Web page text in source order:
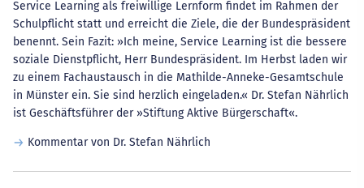
Service Learning als freiwillige Lernform findet im Rahmen der
Schulpflicht statt und erreicht die Ziele, die der Bundespräsident
benennt. Sein Fazit: »Ich meine, Service Learning ist die bessere
soziale Dienstpflicht, Herr Bundespräsident. Im Herbst laden wir
zu einem Fachaustausch in die Mathilde-Anneke-Gesamtschule
in Münster ein. Sie sind herzlich eingeladen.« Dr. Stefan Nährlich
ist Geschäftsführer der »Stiftung Aktive Bürgerschaft«.
Kommentar von Dr. Stefan Nährlich